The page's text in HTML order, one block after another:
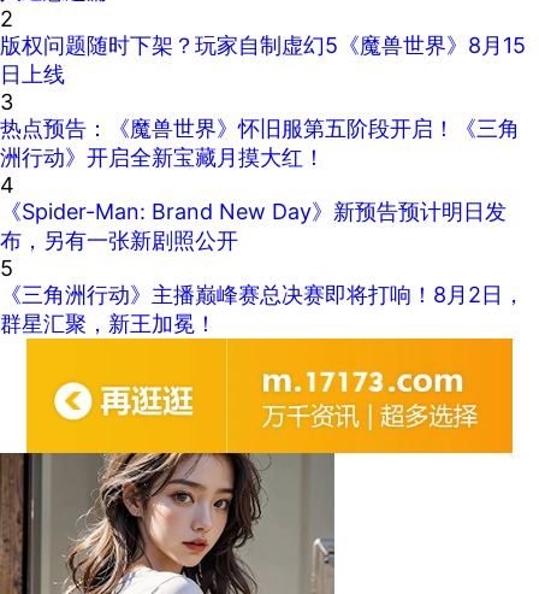
2
版权问题随时下架？玩家自制虚幻5《魔兽世界》8月15
日上线
3
热点预告：《魔兽世界》怀旧服第五阶段开启！《三角
洲行动》开启全新宝藏月摸大红！
4
《Spider-Man: Brand New Day》新预告预计明日发
布，另有一张新剧照公开
5
《三角洲行动》主播巅峰赛总决赛即将打响！8月2日，
群星汇聚，新王加冕！